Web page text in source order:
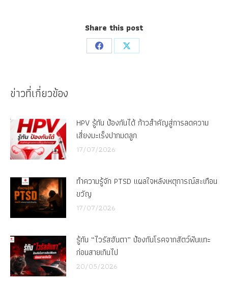
Share this post
Share
Share
ข่าวที่เกี่ยวข้อง
HPV รู้ทัน ป้องกันได้ ก้าวสำคัญสู่การลดความ
เสี่ยงมะเร็งปากมดลูก
17/07/2026
ทำความรู้จัก PTSD แผลใจหลังเหตุการณ์สะเทือน
ขวัญ
17/07/2026
รู้ทัน “ไวรัสฮันตา” ป้องกันโรคจากสัตว์ฟันแทะ
ก่อนสายเกินไป
20/05/2026